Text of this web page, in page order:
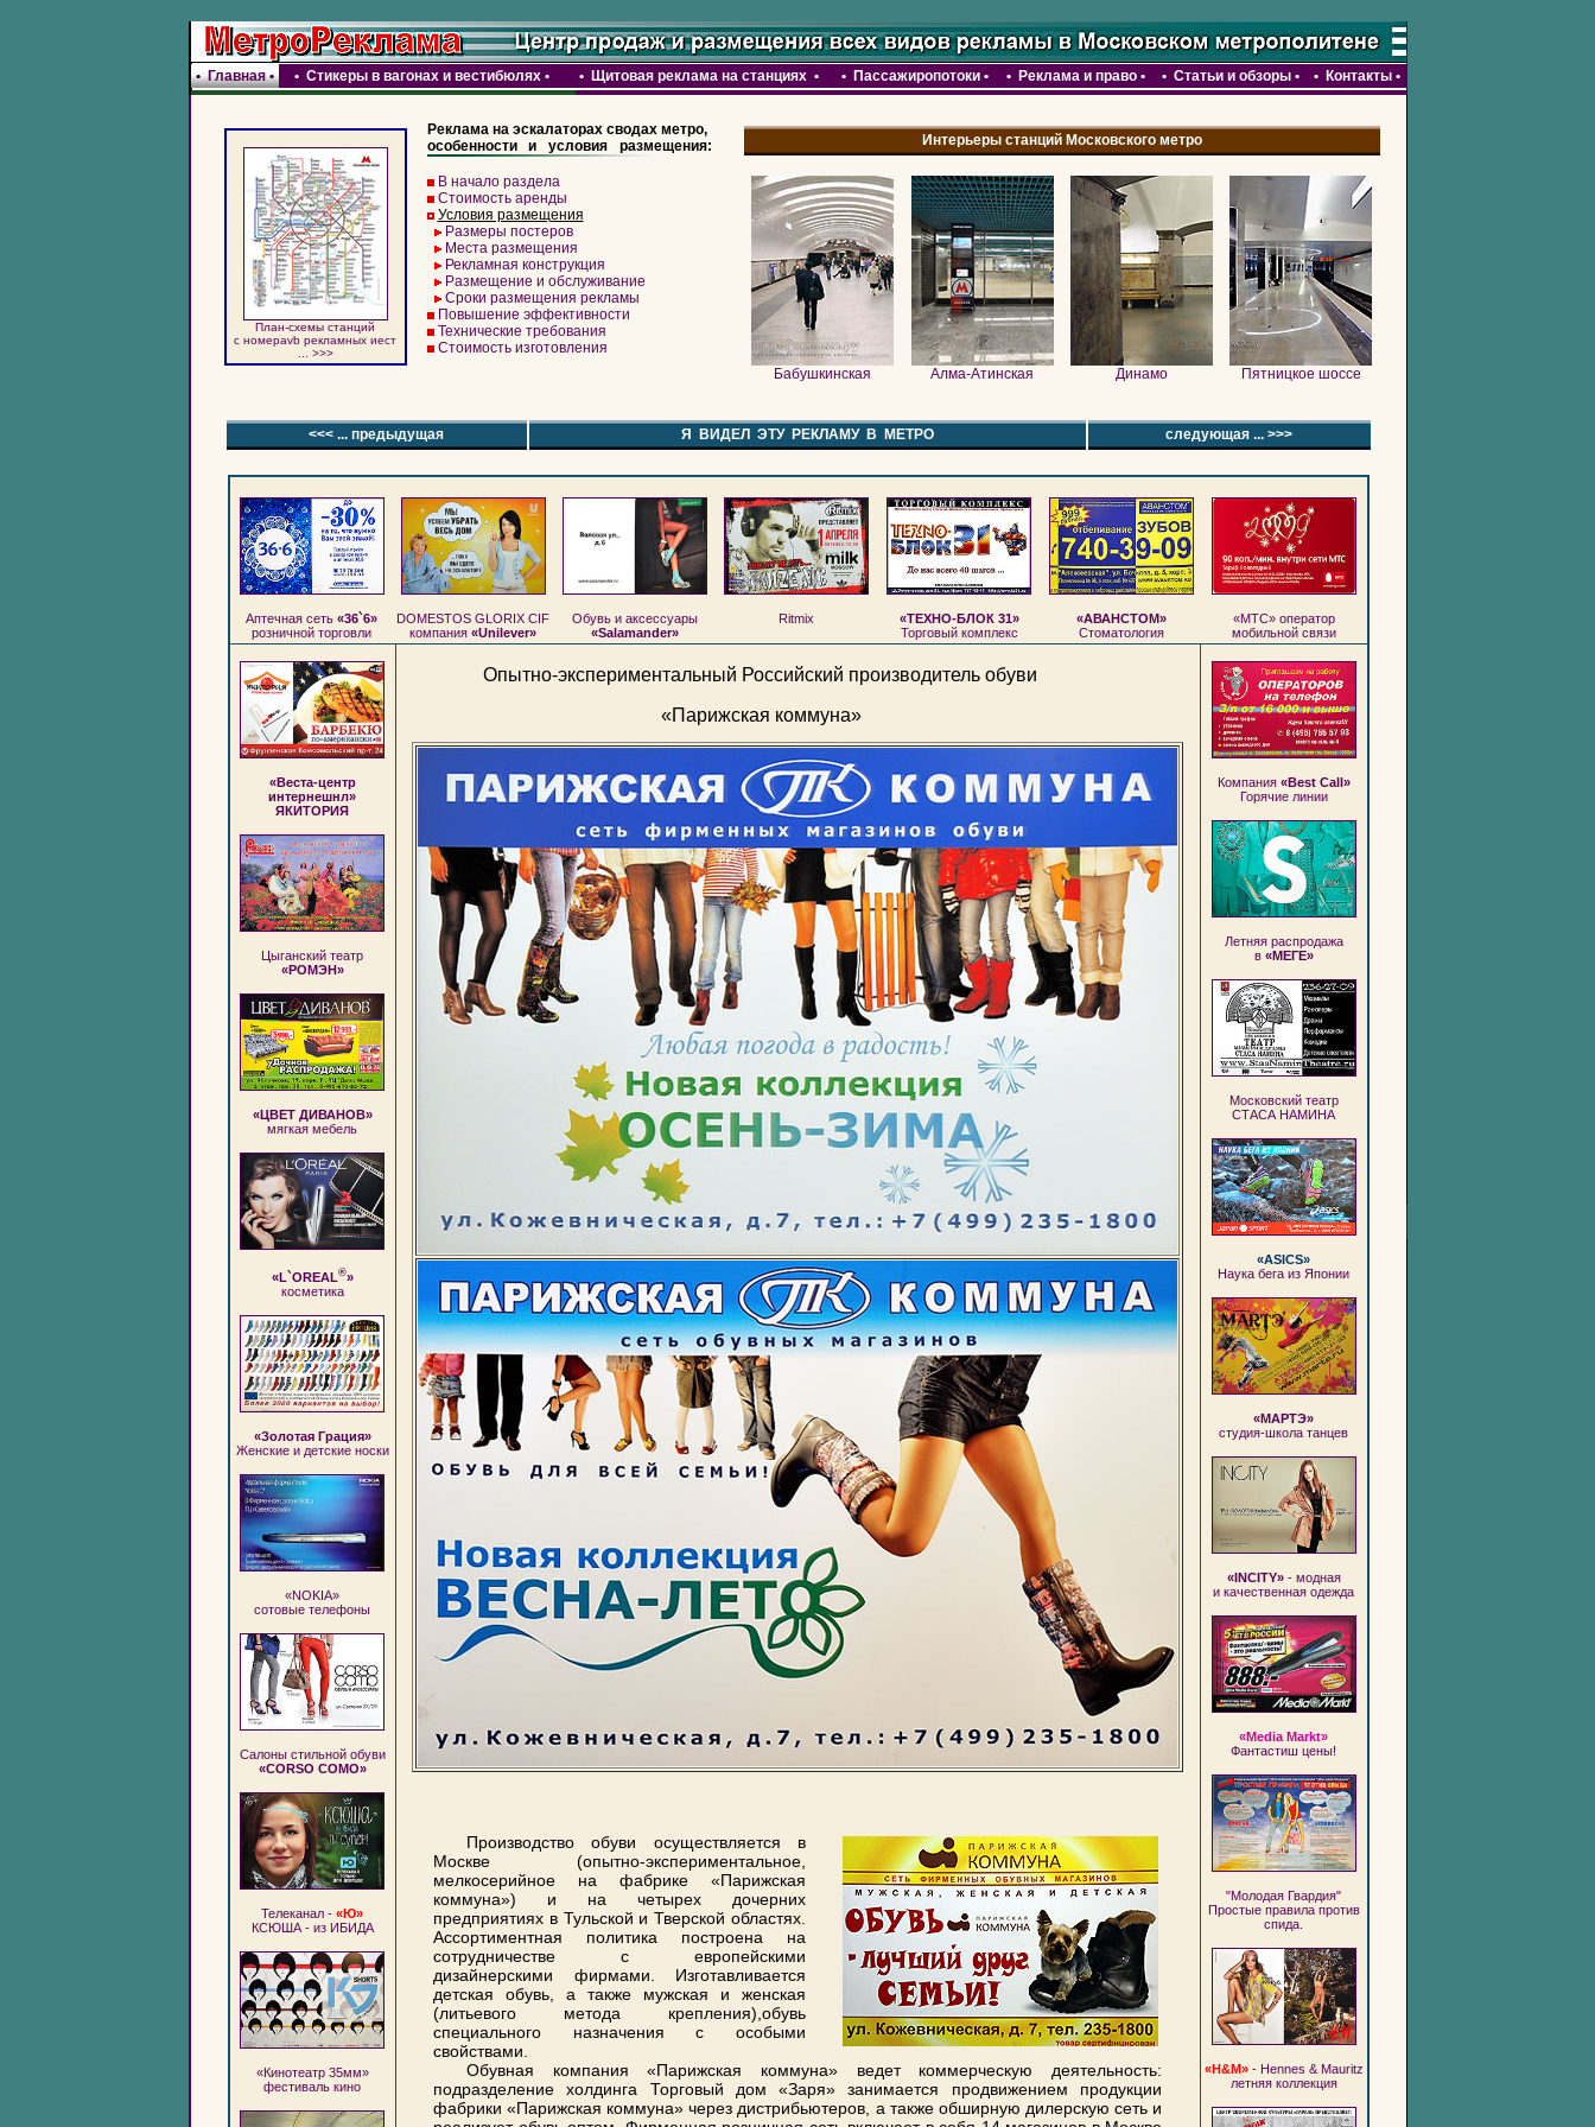
•Главная• • Стикеры в вагонах и вестибюлях• • Щитовая реклама на станциях • • Пассажиропотоки • • Реклама и право• • Статьи и обзоры• • Контакты•
План-схемы станций
c номераvb рекламных иест
... >>>
Реклама на эскалаторах сводах метро,
особенности и условия размещения:
В начало раздела
Стоимость аренды
Условия размещения
Размеры постеров
Места размещения
Рекламная конструкция
Размещение и обслуживание
Сроки размещения рекламы
Повышение эффективности
Технические требования
Стоимость изготовления
Интерьеры станций Московского метро
Бабушкинская Алма-Атинская Динамо Пятницкое шоссе
<<< ... предыдущая Я ВИДЕЛ ЭТУ РЕКЛАМУ В МЕТРО следующая ... >>>
Аптечная сеть «36`6»
розничной торговли
DOMESTOS GLORIX CIF
компания «Unilever»
Обувь и аксессуары
«Salamander»
Ritmix
«ТЕХНО-БЛОК 31»
Торговый комплекс
«АВАНСТОМ»
Стоматология
«МТС» оператор
мобильной связи
«Веста-центр
интернешнл»
ЯКИТОРИЯ
Цыганский театр
«РОМЭН»
«ЦВЕТ ДИВАНОВ»
мягкая мебель
«L`OREAL®»
косметика
«Золотая Грация»
Женские и детские носки
«NOKIA»
сотовые телефоны
Салоны стильной обуви
«CORSO COMO»
Телеканал - «Ю»
КСЮША - из ИБИДА
«Кинотеатр 35мм»
фестиваль кино
Опытно-экспериментальный Российский производитель обуви
«Парижская коммуна»
Производство обуви осуществляется в
Москве (опытно-экспериментальное,
мелкосерийное на фабрике «Парижская
коммуна») и на четырех дочерних
предприятиях в Тульской и Тверской областях.
Ассортиментная политика построена на
сотрудничестве с европейскими
дизайнерскими фирмами. Изготавливается
детская обувь, а также мужская и женская
(литьевого метода крепления),обувь
специального назначения с особыми
свойствами.
Обувная компания «Парижская коммуна» ведет коммерческую деятельность:
подразделение холдинга Торговый дом «Заря» занимается продвижением продукции
фабрики «Парижская коммуна» через дистрибьютеров, а также обширную дилерскую сеть и
Компания «Best Call»
Горячие линии
Летняя распродажа
в «МЕГЕ»
Московский театр
СТАСА НАМИНА
«ASICS»
Наука бега из Японии
«МАРТЭ»
студия-школа танцев
«INCITY»- модная
и качественная одежда
«Media Markt»
Фантастиш цены!
"Молодая Гвардия"
Простые правила против
спида.
«H&M»- Hennes & Mauritz
летняя коллекция